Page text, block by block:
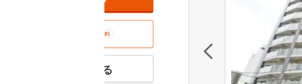
無料
特徴の似た物件を見る